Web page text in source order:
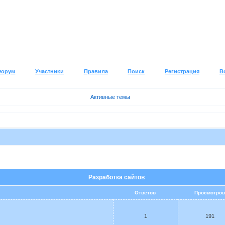
Участники Правила Поиск Регистрация
Активные темы
Разработка сайтов
Ответов Просмотров
1 191